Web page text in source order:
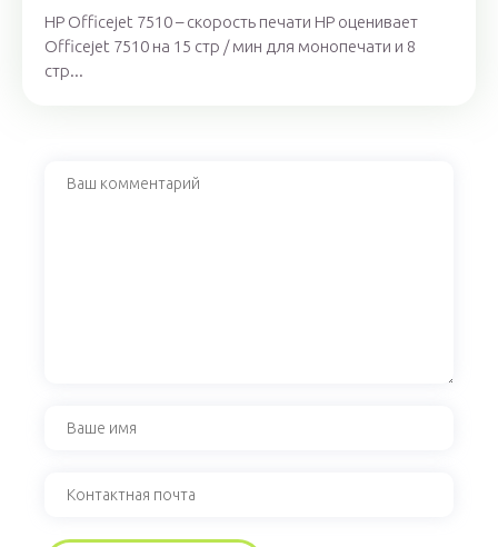
HP Officejet 7510 – скорость печати HP оценивает
Officejet 7510 на 15 стр / мин для монопечати и 8
стр...